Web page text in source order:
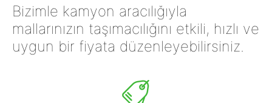
Bizimle kamyon aracılığıyla
mallarınızın taşımacılığını etkili, hızlı ve
uygun bir fiyata düzenleyebilirsiniz.